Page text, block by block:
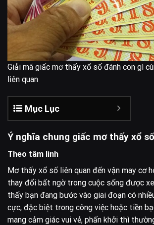
Giải mã giấc mơ thấy xổ số đánh con gì
liên quan
Mục Lục
Ý nghĩa chung giấc mơ thấy xổ số
Theo tâm linh
Mơ thấy xổ số liên quan đến vận may cơ
thay đổi bất ngờ trong cuộc sống được
thấy bạn đang bước vào giai đoạn có
cực, đặc biệt trong công việc hoặc tiền
mang cảm giác vui vẻ, phấn khởi thì